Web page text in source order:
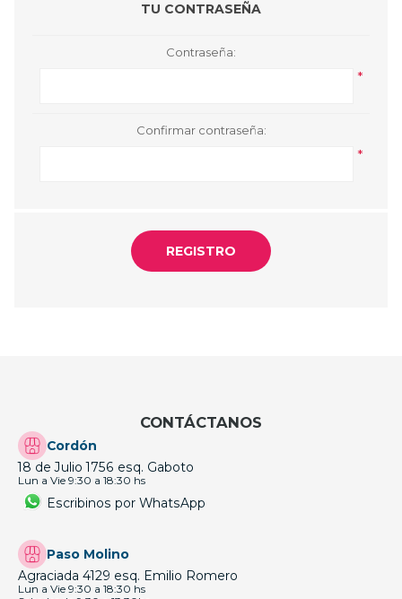
TU CONTRASEÑA
Contraseña:
*
Confirmar contraseña:
*
CONTÁCTANOS
Cordón
18 de Julio 1756 esq. Gaboto
Lun a Vie 9:30 a 18:30 hs
Escribinos por WhatsApp
Paso Molino
Agraciada 4129 esq. Emilio Romero
Lun a Vie 9:30 a 18:30 hs